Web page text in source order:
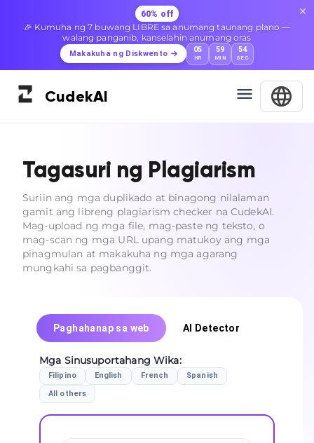
60% off
🎉 Kumuha ng 7 buwang LIBRE sa anumang taunang plano —
walang panganib, kanselahin anumang oras
Makakuha ng Diskwento 05
HR
59
MIN
53
SEC
CudekAI
Tagasuri ng Plagiarism
Suriin ang mga duplikado at binagong nilalaman
gamit ang libreng plagiarism checker na CudekAI.
Mag-upload ng mga file, mag-paste ng teksto, o
mag-scan ng mga URL upang matukoy ang mga
pinagmulan at makakuha ng mga agarang
mungkahi sa pagbanggit.
Paghahanap sa web AI Detector
Mga Sinusuportahang Wika:
Filipino English French
Spanish
All others